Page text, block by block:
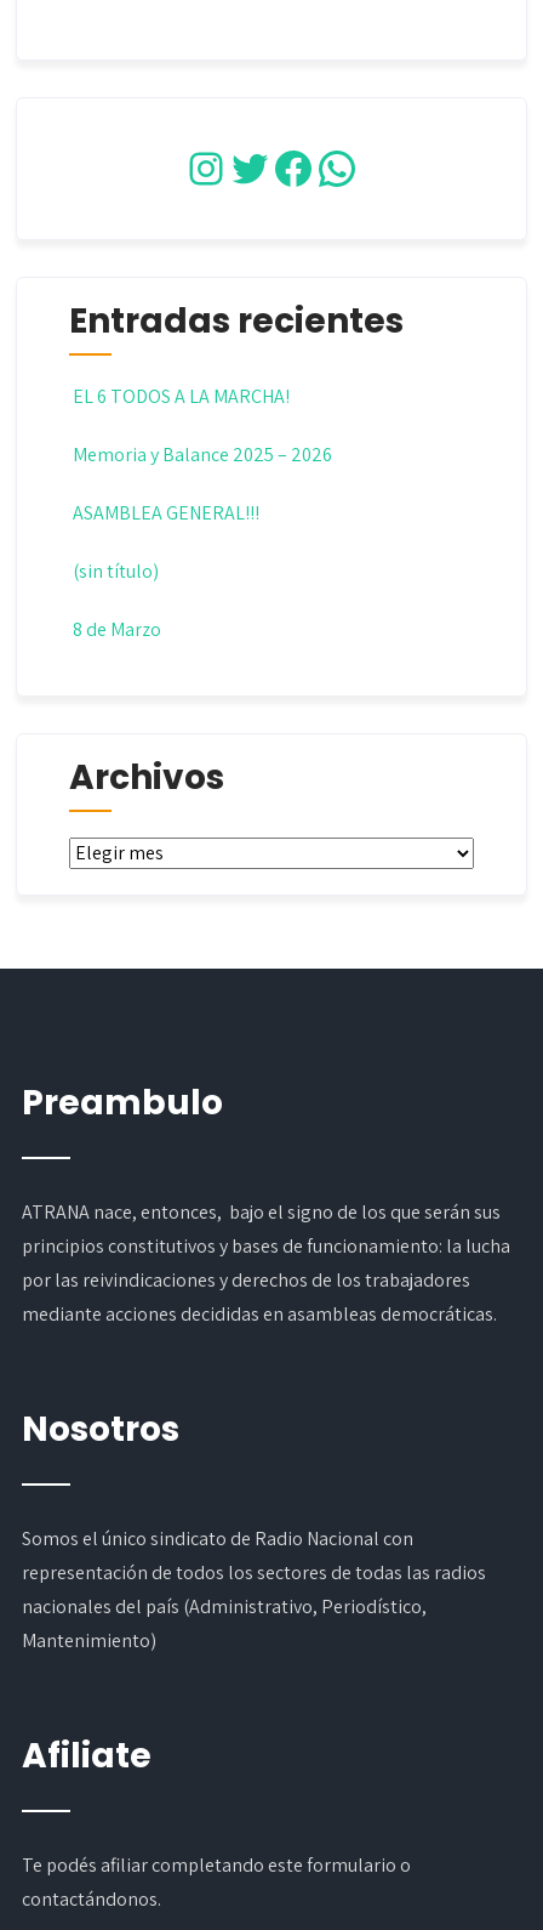
Instagram
Twitter
Facebook
WhatsApp
Entradas recientes
EL 6 TODOS A LA MARCHA!
Memoria y Balance 2025 – 2026
ASAMBLEA GENERAL!!!
(sin título)
8 de Marzo
Archivos
Archivos
Preambulo
ATRANA nace, entonces, bajo el signo de los que serán sus
principios constitutivos y bases de funcionamiento: la lucha
por las reivindicaciones y derechos de los trabajadores
mediante acciones decididas en asambleas democráticas.
Nosotros
Somos el único sindicato de Radio Nacional con
representación de todos los sectores de todas las radios
nacionales del país (Administrativo, Periodístico,
Mantenimiento)
Afiliate
Te podés afiliar completandoeste formularioo
contactándonos.